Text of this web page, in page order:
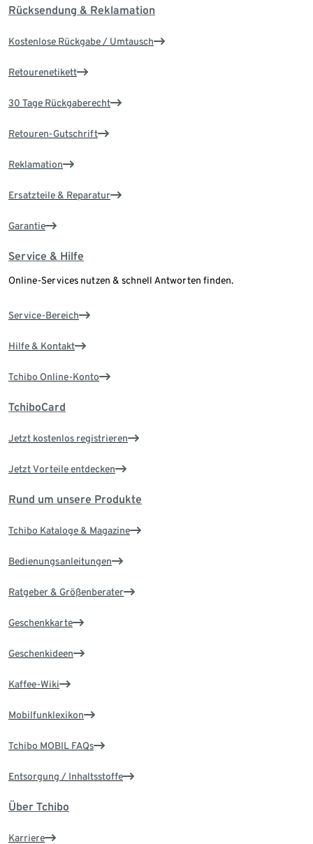
Rücksendung & Reklamation
Kostenlose Rückgabe / Umtausch
Retourenetikett
30 Tage Rückgaberecht
Retouren-Gutschrift
Reklamation
Ersatzteile & Reparatur
Garantie
Service & Hilfe
Online-Services nutzen & schnell Antworten finden.
Service-Bereich
Hilfe & Kontakt
Tchibo Online-Konto
TchiboCard
Jetzt kostenlos registrieren
Jetzt Vorteile entdecken
Rund um unsere Produkte
Tchibo Kataloge & Magazine
Bedienungsanleitungen
Ratgeber & Größenberater
Geschenkkarte
Geschenkideen
Kaffee-Wiki
Mobilfunklexikon
Tchibo MOBIL FAQs
Entsorgung / Inhaltsstoffe
Über Tchibo
Karriere